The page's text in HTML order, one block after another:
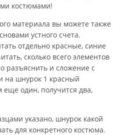
костюмами!
материала вы можете также
устного счета.
отдельно красные, синие
сколько всего элементов
разъяснить и сложение с
на шнурок 1 красный
еще один, получится два,
указано, шнурок какой
для конкретного костюма.